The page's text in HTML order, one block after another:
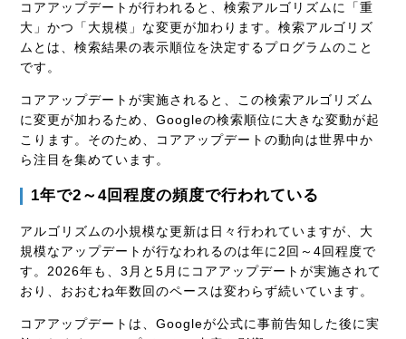
コアアップデートが行われると、検索アルゴリズムに「重
大」かつ「大規模」な変更が加わります。検索アルゴリズ
ムとは、検索結果の表示順位を決定するプログラムのこと
です。
コアアップデートが実施されると、この検索アルゴリズム
に変更が加わるため、Googleの検索順位に大きな変動が起
こります。そのため、コアアップデートの動向は世界中か
ら注目を集めています。
1年で2～4回程度の頻度で行われている
アルゴリズムの小規模な更新は日々行われていますが、大
規模なアップデートが行なわれるのは年に2回～4回程度で
す。2026年も、3月と5月にコアアップデートが実施されて
おり、おおむね年数回のペースは変わらず続いています。
コアアップデートは、Googleが公式に事前告知した後に実